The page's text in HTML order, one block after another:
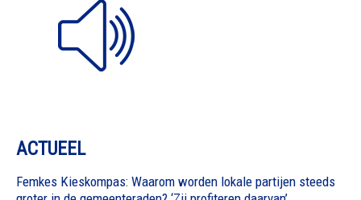
ACTUEEL
Femkes Kieskompas: Waarom worden lokale partijen steeds